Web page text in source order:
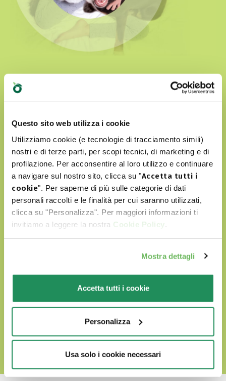
Questo sito web utilizza i cookie
Utilizziamo cookie (e tecnologie di tracciamento simili)
nostri e di terze parti, per scopi tecnici, di marketing e di
profilazione. Per acconsentire al loro utilizzo e continuare
a navigare sul nostro sito, clicca su "Accetta tutti i
cookie". Per saperne di più sulle categorie di dati
personali raccolti e le finalità per cui saranno utilizzati,
clicca su "Personalizza". Per maggiori informazioni ti
invitiamo a leggere la nostra Cookie Policy
Mostra dettagli
Accetta tutti i cookie
Personalizza
Usa solo i cookie necessari
Natural Quality Love
περιβάλλονται από αγάπη
Τα προϊόντα μας:
παράγονται με επιλεγμένα φυσικά
συσταστικά
δεν περιέχουν τεχνητά χρώματα ή
αρώματα
ΑΝΑΚΑΛΎΨΤΕ ΤΟΝ WORLD OF LOVE ΜΑΣ